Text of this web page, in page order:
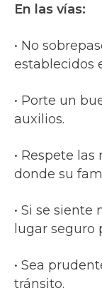
En las vías:
• No
establecidos
• Porte un
auxilios.
• Respete
donde su
• Si se siente
lugar seguro
• Sea
tránsito.